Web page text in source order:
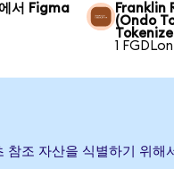
서 Figma
Franklin
(Ondo
1
참조 자산을 식별하기 위해